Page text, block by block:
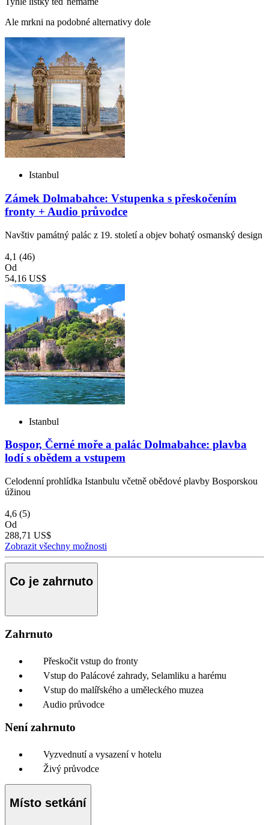
Ale mrkni na podobné alternativy dole
Istanbul
Zámek Dolmabahce: Vstupenka s přeskočením
fronty + Audio průvodce
Navštiv památný palác z 19. století a objev bohatý osmanský design
4,1 (46)
Od
54,16 US$
Istanbul
Bospor, Černé moře a palác Dolmabahce: plavba
lodí s obědem a vstupem
Celodenní prohlídka Istanbulu včetně obědové plavby Bosporskou
úžinou
4,6 (5)
Od
288,71 US$
Zobrazit všechny možnosti
Co je zahrnuto
Zahrnuto
Přeskočit vstup do fronty
Vstup do Palácové zahrady, Selamliku a harému
Vstup do malířského a uměleckého muzea
Audio průvodce
Není zahrnuto
Vyzvednutí a vysazení v hotelu
Živý průvodce
Místo setkání